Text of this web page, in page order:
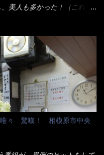
日の2021年後半1回目のサ
回も、大しか食べていない
るのか？ この得サイズの木
～ この木桶サイズに、満々
、麺が伸びてしまうだろ
で、食べ進められるじゃな
用意して、山葵も2つ。 そ
ない！ これだよ、こ
方へ湯までも入ってしま
む現象ですな。 結局、伸び
方で＜だし汁＞を少し追加
美人も多かった！（これは
になっている方への＜ご挨
は、大分廃れてしまってい
ど送った事は無い！（キッ
は、官公庁や超大手企業戦
要は、ゴマスリ・・・てな
誕生→全国区（北海道と沖縄
店大手といっても過言では
打っているので饂飩好きの
居るらしい・・ そんな大手
か？ 箱詰め乾麺！ このパッ
唯々 驚嘆！ 相模原市中央